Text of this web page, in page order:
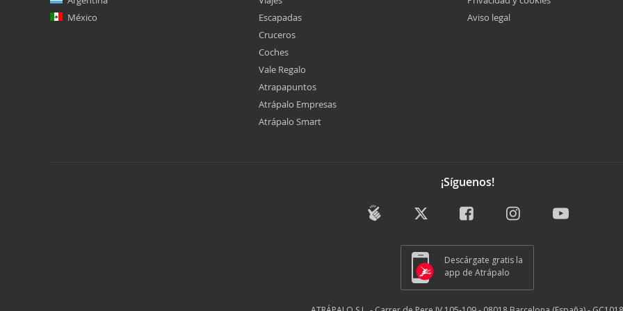
México
Escapadas
Cruceros
Coches
Vale Regalo
Atrapapuntos
Atrápalo Empresas
Atrápalo Smart
Aviso legal
¡Síguenos!
Descárgate gratis la
app de Atrápalo